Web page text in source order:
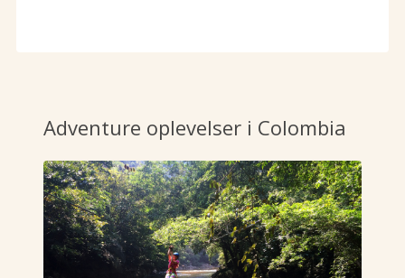
Adventure oplevelser i Colombia